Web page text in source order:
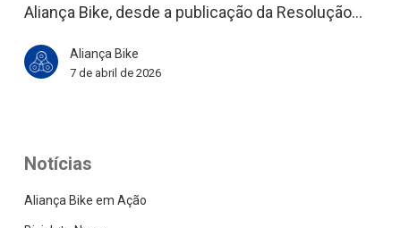
Janeiro
Elétricas
Aliança Bike, desde a publicação da Resolução…
Aliança Bike
7 de abril de 2026
Notícias
Aliança Bike em Ação